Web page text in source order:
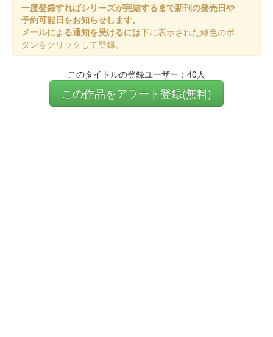
一度登録すればシリーズが完結するまで新刊の発売日や
予約可能日をお知らせします。
メールによる通知を受けるには下に表示された緑色のボ
タンをクリックして登録。
このタイトルの登録ユーザー：40人
この作品をアラート登録(無料)